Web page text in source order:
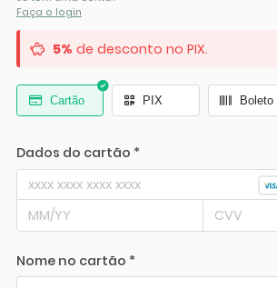
Faça o login
5% de desconto no PIX.
Cartão PIX Boleto
Dados do cartão *
Nome no cartão *